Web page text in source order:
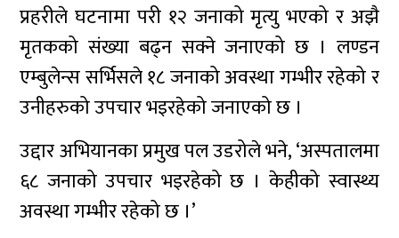
प्रहरीले घटनामा परी १२ जनाको मृत्यु भएको र अझै
मृतकको संख्या बढ्न सक्ने जनाएको छ । लण्डन
एम्बुलेन्स सर्भिसले १८ जनाको अवस्था गम्भीर रहेको र
उनीहरुको उपचार भइरहेको जनाएको छ ।
उद्दार अभियानका प्रमुख पल उडरोले भने, ‘अस्पतालमा
६८ जनाको उपचार भइरहेको छ । केहीको स्वास्थ्य
अवस्था गम्भीर रहेको छ ।’